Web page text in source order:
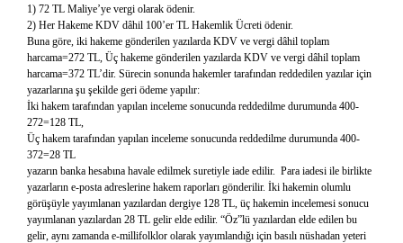
1) 72 TL Maliye’ye vergi olarak ödenir.
2) Her Hakeme KDV dâhil 100’er TL Hakemlik Ücreti ödenir.
Buna göre, iki hakeme gönderilen yazılarda KDV ve vergi dâhil toplam
harcama=272 TL, Üç hakeme gönderilen yazılarda KDV ve vergi dâhil toplam
harcama=372 TL’dir. Sürecin sonunda hakemler tarafından reddedilen yazılar için
yazarlarına şu şekilde geri ödeme yapılır:
İki hakem tarafından yapılan inceleme sonucunda reddedilme durumunda 400-
272=128 TL,
Üç hakem tarafından yapılan inceleme sonucunda reddedilme durumunda 400-
372=28 TL
yazarın banka hesabına havale edilmek suretiyle iade edilir. Para iadesi ile birlikte
yazarların e-posta adreslerine hakem raporları gönderilir. İki hakemin olumlu
görüşüyle yayımlanan yazılardan dergiye 128 TL, üç hakemin incelemesi sonucu
yayımlanan yazılardan 28 TL gelir elde edilir. “Öz”lü yazılardan elde edilen bu
gelir, aynı zamanda e-millifolklor olarak yayımlandığı için basılı nüshadan yeteri